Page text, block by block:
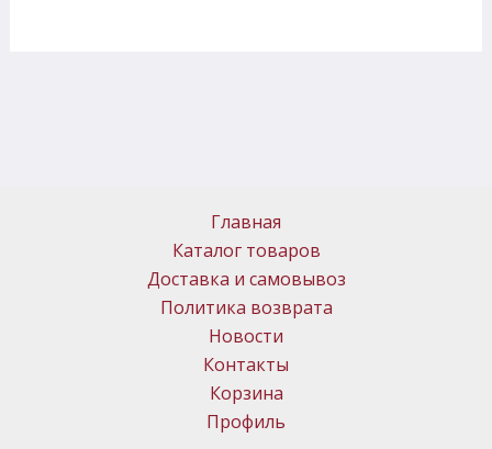
Главная
Каталог товаров
Доставка и самовывоз
Политика возврата
Новости
Контакты
Корзина
Профиль